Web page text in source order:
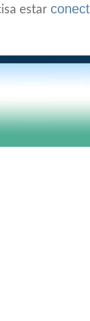
estar